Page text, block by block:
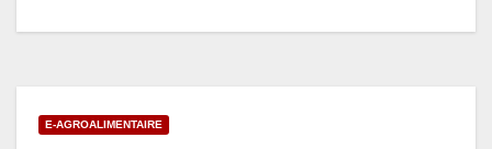
E-AGROALIMENTAIRE